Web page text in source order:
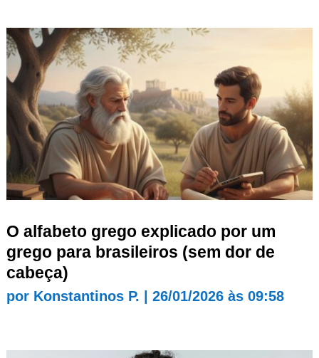
O alfabeto grego explicado por um
grego para brasileiros (sem dor de
cabeça)
por Konstantinos P. 26/01/2026 às 09:58